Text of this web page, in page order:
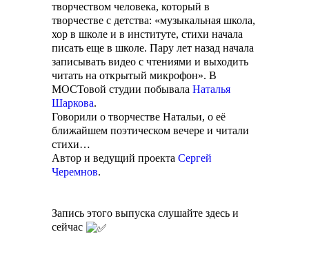
творчеством человека, который в
творчестве с детства: «музыкальная школа,
хор в школе и в институте, стихи начала
писать еще в школе. Пару лет назад начала
записывать видео с чтениями и выходить
читать на открытый микрофон». В
МОСТовой студии побывала Наталья
Шаркова.
Говорили о творчестве Натальи, о её
ближайшем поэтическом вечере и читали
стихи…
Автор и ведущий проекта Сергей
Черемнов.
Запись этого выпуска слушайте здесь и
сейчас